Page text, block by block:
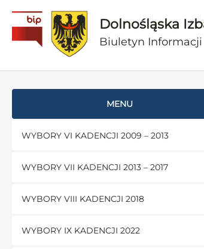
Dolnośląska
Biuletyn
MENU
WYBORY VI KADENCJI 2009 – 2013
WYBORY VII KADENCJI 2013 – 2017
WYBORY VIII KADENCJI 2018
WYBORY IX KADENCJI 2022